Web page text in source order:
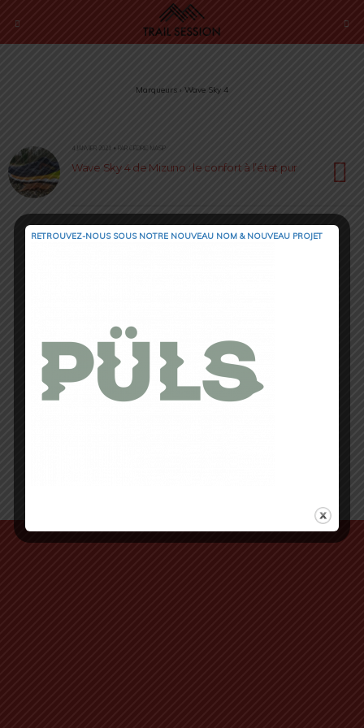
Marqueurs › Wave Sky 4
4 JANVIER 2021 • PAR CÉDRIC MASIP
Wave Sky 4 de Mizuno : le confort à l’état pur
RETROUVEZ-NOUS SOUS NOTRE NOUVEAU NOM & NOUVEAU PROJET